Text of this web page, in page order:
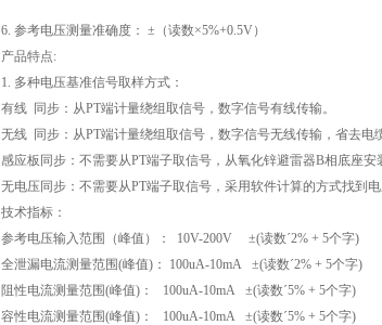
6. 参考电压测量准确度： ±（读数×5%+0.5V）
产品特点:
1. 多种电压基准信号取样方式：
有线 同步：从PT端计量绕组取信号，数字信号有线传输。
无线 同步：从PT端计量绕组取信号，数字信号无线传输，省去电
感应板同步：不需要从PT端子取信号，从氧化锌避雷器B相底座安
无电压同步：不需要从PT端子取信号，采用软件计算的方式找到电
技术指标：
参考电压输入范围（峰值）： 10V-200V ±(读数´2% + 5个字)
全泄漏电流测量范围(峰值)： 100uA-10mA ±(读数´2% + 5个字)
阻性电流测量范围(峰值)： 100uA-10mA ±(读数´5% + 5个字)
容性电流测量范围(峰值)： 100uA-10mA ±(读数´5% + 5个字)